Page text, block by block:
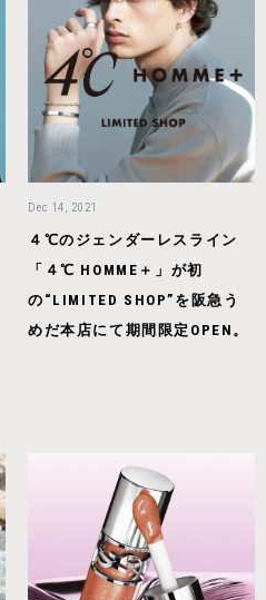
Dec 14, 2021
４℃のジェンダーレスライン
「４℃ HOMME＋」が初
の“LIMITED SHOP”を阪急う
めだ本店にて期間限定OPEN。